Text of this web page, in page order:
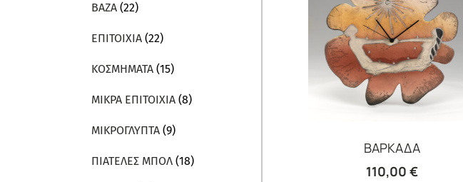
ΒΑΖΑ (22)
ΕΠΙΤΟΙΧΙΑ (22)
ΚΟΣΜΗΜΑΤΑ (15)
ΜΙΚΡΑ ΕΠΙΤΟΙΧΙΑ (8)
ΜΙΚΡΟΓΛΥΠΤΑ (9)
ΠΙΑΤΕΛΕΣ ΜΠΟΛ (18)
ΒΑΡΚΑΔΑ
110,00 €